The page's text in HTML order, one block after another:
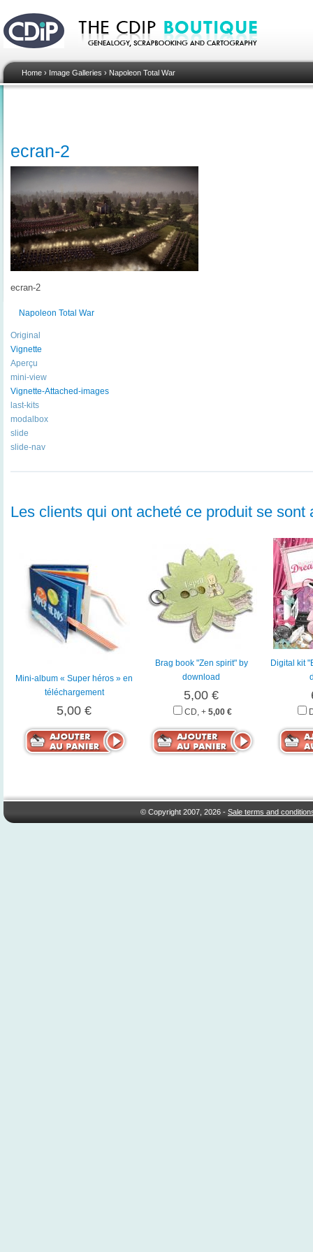
Home › Image Galleries › Napoleon Total War
ecran-2
ecran-2
Napoleon Total War
Original
Vignette
Aperçu
mini-view
Vignette-Attached-images
last-kits
modalbox
slide
slide-nav
Les clients qui ont acheté ce produit se sont
Mini-album « Super héros » en
téléchargement
5,00 €
Brag book "Zen spirit" by
download
5,00 €
CD, + 5,00 €
Digital kit
© Copyright 2007, 2026 -Sale terms and